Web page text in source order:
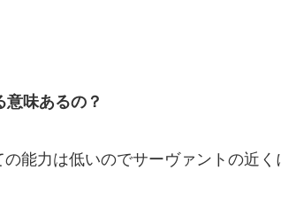
意味あるの？
能力は低いのでサーヴァントの近